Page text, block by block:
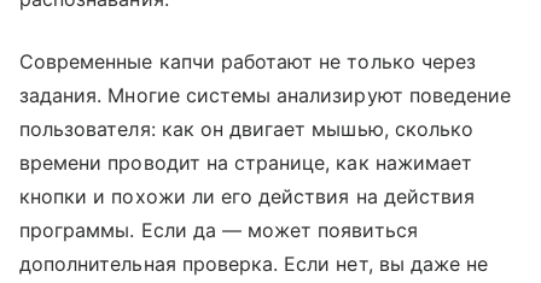
Современные капчи работают не только через
задания. Многие системы анализируют поведение
пользователя: как он двигает мышью, сколько
времени проводит на странице, как нажимает
кнопки и похожи ли его действия на действия
программы. Если да — может появиться
дополнительная проверка. Если нет, вы даже не